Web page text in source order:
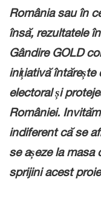
România sau în
însă, rezultatele
Gândire GOLD
inițiativă întărește
electoral și
României.
indiferent că se
se așeze la
sprijini acest